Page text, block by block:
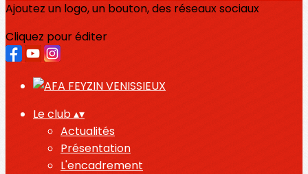
Ajoutez un logo, un bouton, des réseaux sociaux
Cliquez pour éditer
Le club▴▾
Actualités
Présentation
L'encadrement